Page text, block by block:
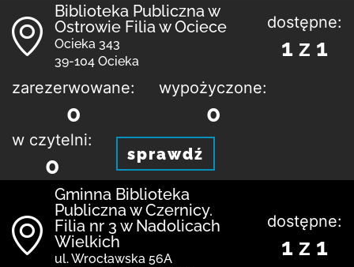
Biblioteka Publiczna w
Ostrowie Filia w Ociece
Ocieka 343
39-104 Ocieka
dostępne:
1 z 1
zarezerwowane:
0
wypożyczone:
0
w czytelni:
0 sprawdź
Gminna Biblioteka
Publiczna w Czernicy.
Filia nr 3 w Nadolicach
Wielkich
ul. Wrocławska 56A
dostępne:
1 z 1